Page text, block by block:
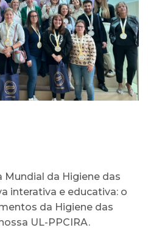
Mundial da Higiene das
interativa e educativa: o
da Higiene das
UL-PPCIRA.